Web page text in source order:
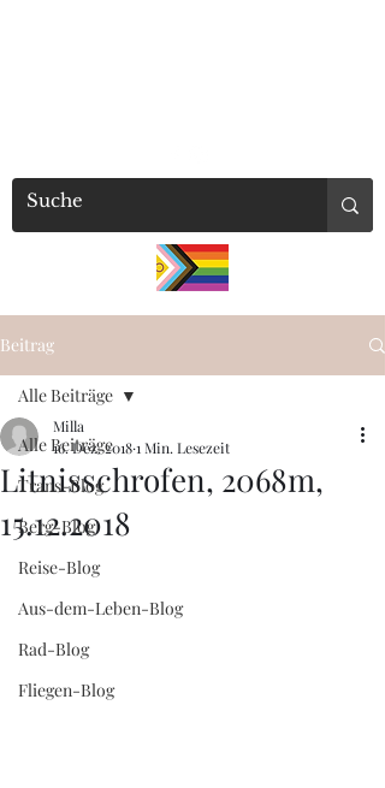
Beitrag
Alle Beiträge
Trans-Blog
Berg-Blog
Reise-Blog
Aus-dem-Leben-Blog
Rad-Blog
Fliegen-Blog
Alle Beiträge
Litnisschrofen, 2068m,
15.12.2018
Milla
16. Dez. 20181 Min. Lesezeit